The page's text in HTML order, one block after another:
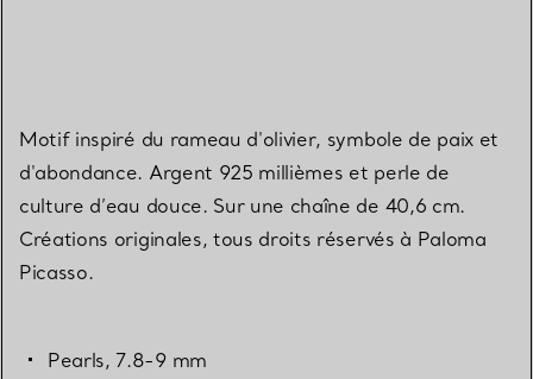
Motif inspiré du rameau d'olivier, symbole de paix et
d'abondance. Argent 925 millièmes et perle de
culture d’eau douce. Sur une chaîne de 40,6 cm.
Créations originales, tous droits réservés à Paloma
Picasso.
Pearls, 7.8-9 mm